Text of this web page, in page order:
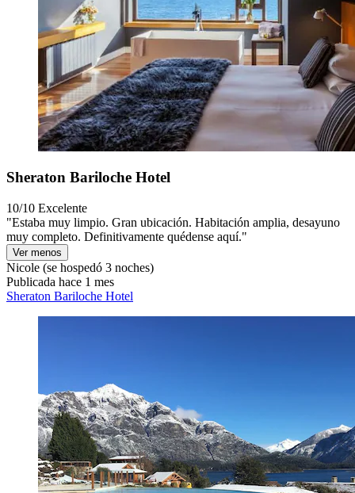
Sheraton Bariloche Hotel
10/10 Excelente
"Estaba muy limpio. Gran ubicación. Habitación amplia, desayuno
muy completo. Definitivamente quédense aquí."
Ver menos
Nicole (se hospedó 3 noches)
Publicada hace 1 mes
Sheraton Bariloche Hotel